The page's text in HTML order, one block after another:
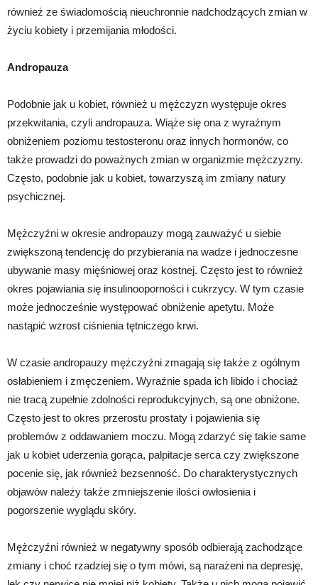
również ze świadomością nieuchronnie nadchodzących zmian w
życiu kobiety i przemijania młodości.
Andropauza
Podobnie jak u kobiet, również u mężczyzn występuje okres
przekwitania, czyli andropauza. Wiąże się ona z wyraźnym
obniżeniem poziomu testosteronu oraz innych hormonów, co
także prowadzi do poważnych zmian w organizmie mężczyzny.
Często, podobnie jak u kobiet, towarzyszą im zmiany natury
psychicznej.
Mężczyźni w okresie andropauzy mogą zauważyć u siebie
zwiększoną tendencję do przybierania na wadze i jednoczesne
ubywanie masy mięśniowej oraz kostnej. Często jest to również
okres pojawiania się insulinooporności i cukrzycy. W tym czasie
może jednocześnie występować obniżenie apetytu. Może
nastąpić wzrost ciśnienia tętniczego krwi.
W czasie andropauzy mężczyźni zmagają się także z ogólnym
osłabieniem i zmęczeniem. Wyraźnie spada ich libido i chociaż
nie tracą zupełnie zdolności reprodukcyjnych, są one obniżone.
Często jest to okres przerostu prostaty i pojawienia się
problemów z oddawaniem moczu. Mogą zdarzyć się takie same
jak u kobiet uderzenia gorąca, palpitacje serca czy zwiększone
pocenie się, jak również bezsenność. Do charakterystycznych
objawów należy także zmniejszenie ilości owłosienia i
pogorszenie wyglądu skóry.
Mężczyźni również w negatywny sposób odbierają zachodzące
zmiany i choć rzadziej się o tym mówi, są narażeni na depresję,